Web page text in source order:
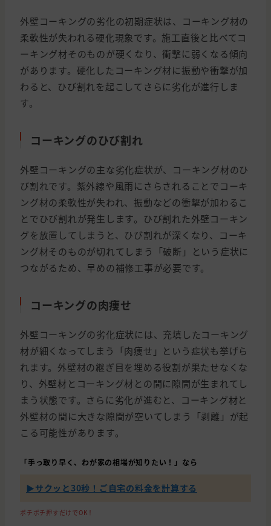
外壁コーキングの劣化の初期症状は、コーキング材の
柔軟性が失われる硬化現象です。施工直後と比べてコ
ーキング材そのものが硬くなり、衝撃に弱くなる傾向
があります。硬化したコーキング材に振動や衝撃が加
わると、ひび割れを起こしてさらに劣化が進行しま
す。
コーキングのひび割れ
外壁コーキングの主な劣化症状が、コーキング材のひ
び割れです。紫外線や風雨にさらされることでコーキ
ング材の柔軟性が失われ、振動などの衝撃が加わるこ
とでひび割れが発生します。ひび割れた外壁コーキン
グを放置してしまうと、ひび割れが深くなり、コーキ
ング材そのものが切れてしまう「破断」という症状に
つながるため、早めの補修工事が必要です。
コーキングの肉痩せ
外壁コーキングの劣化症状には、充填したコーキング
材が細くなってしまう「肉痩せ」という症状も挙げら
れます。外壁材の継ぎ目を埋める役割が果たせなくな
り、外壁材とコーキング材との間に隙間が生まれてし
まう状態です。さらに劣化が進むと、コーキング材と
外壁材の間に大きな隙間が空いてしまう「剥離」が起
こる可能性があります。
「手っ取り早く、わが家の相場が知りたい！」なら
▶︎サクッと30秒！ご自宅の料金を計算する
ポチポチ押すだけでOK！